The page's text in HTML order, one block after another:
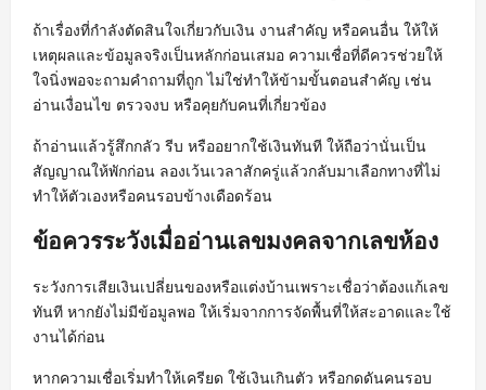
ถ้าเรื่องที่กำลังตัดสินใจเกี่ยวกับเงิน งานสำคัญ หรือคนอื่น ให้ให้
เหตุผลและข้อมูลจริงเป็นหลักก่อนเสมอ ความเชื่อที่ดีควรช่วยให้
ใจนิ่งพอจะถามคำถามที่ถูก ไม่ใช่ทำให้ข้ามขั้นตอนสำคัญ เช่น
อ่านเงื่อนไข ตรวจงบ หรือคุยกับคนที่เกี่ยวข้อง
ถ้าอ่านแล้วรู้สึกกลัว รีบ หรืออยากใช้เงินทันที ให้ถือว่านั่นเป็น
สัญญาณให้พักก่อน ลองเว้นเวลาสักครู่แล้วกลับมาเลือกทางที่ไม่
ทำให้ตัวเองหรือคนรอบข้างเดือดร้อน
ข้อควรระวังเมื่ออ่านเลขมงคลจากเลขห้อง
ระวังการเสียเงินเปลี่ยนของหรือแต่งบ้านเพราะเชื่อว่าต้องแก้เลข
ทันที หากยังไม่มีข้อมูลพอ ให้เริ่มจากการจัดพื้นที่ให้สะอาดและใช้
งานได้ก่อน
หากความเชื่อเริ่มทำให้เครียด ใช้เงินเกินตัว หรือกดดันคนรอบ